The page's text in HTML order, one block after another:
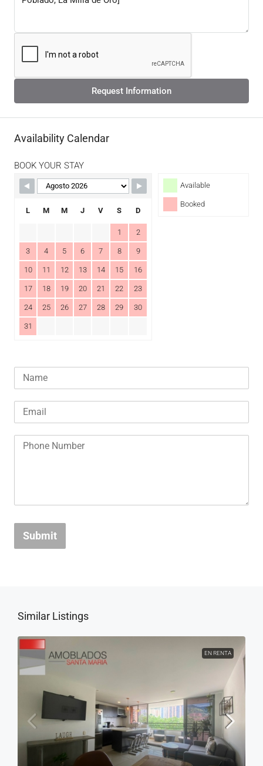
Request Information
Availability Calendar
BOOK YOUR STAY
Available
Booked
L M M J V S D
1 2
3 4 5 6 7 8 9
10 11 12 13 14 15 16
17 18 19 20 21 22 23
24 25 26 27 28 29 30
31
Submit
Similar Listings
EN RENTA